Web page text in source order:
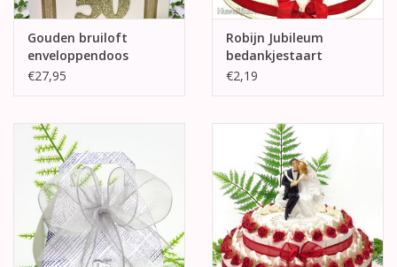
Gouden bruiloft
enveloppendoos
€27,95
Robijn Jubileum
bedankjestaart
€2,19